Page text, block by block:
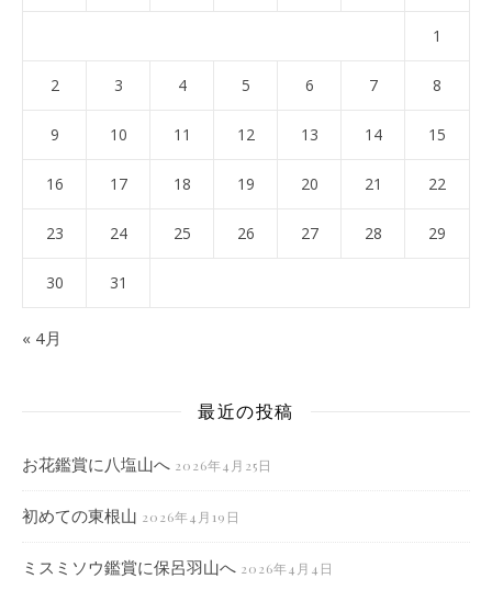
1
2 3 4 5 6 7 8
9 10 11 12 13 14 15
16 17 18 19 20 21 22
23 24 25 26 27 28 29
30 31
« 4月
最近の投稿
お花鑑賞に八塩山へ 2026年4月25日
初めての東根山 2026年4月19日
ミスミソウ鑑賞に保呂羽山へ 2026年4月4日